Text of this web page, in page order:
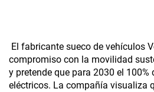
El fabricante sueco de vehículos
compromiso con la movilidad
y pretende que para 2030 el 100%
eléctricos. La compañía visualiza